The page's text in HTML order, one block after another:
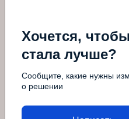
Хочется,
стала лучше?
Сообщите, какие нужны
о решении